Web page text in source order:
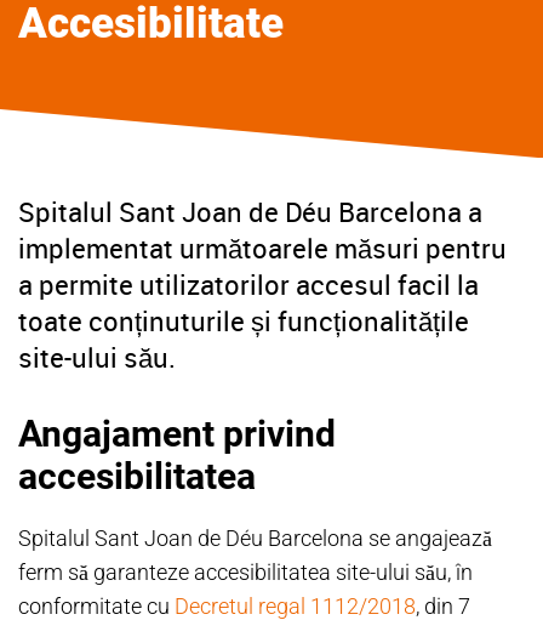
Accesibilitate
Spitalul Sant Joan de Déu Barcelona a
implementat următoarele măsuri pentru
a permite utilizatorilor accesul facil la
toate conținuturile și funcționalitățile
site-ului său.
Angajament privind
accesibilitatea
Spitalul Sant Joan de Déu Barcelona se angajează
ferm să garanteze accesibilitatea site-ului său, în
conformitate cu Decretul regal 1112/2018, din 7